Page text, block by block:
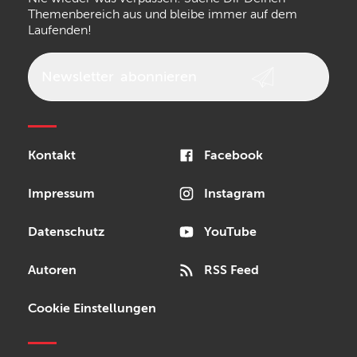
Walrus Audio Epiphone
Themenbereich aus und bleibe immer auf dem
Laufenden!
Kontakt
Impressum
Datenschutz
Autoren
Cookie Einstellungen
Facebook
Instagram
YouTube
RSS Feed